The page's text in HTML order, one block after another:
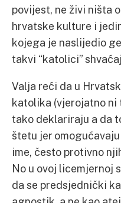
povijest, ne živi ništa
hrvatske kulture i
kojega je naslijedio
takvi “katolici”
Valja reći da u
katolika (vjerojatno ni
tako deklariraju a da
štetu jer
ime, često protivno
No u ovoj licemjernoj
da se predsjednički